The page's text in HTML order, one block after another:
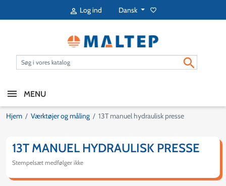
 Log ind Dansk favorite_border

MENU
Hjem Værktøjer og måling 13T manuel hydraulisk presse
13T MANUEL HYDRAULISK PRESSE
Stempelsæt medfølger ikke